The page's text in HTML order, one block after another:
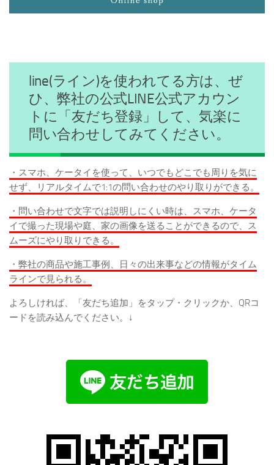
line(ライン)を使われてる方は、ぜ
ひ、弊社の公式LINE公式アカウン
トに「友だち登録」して、気楽に
問い合わせしてみてください。
・スマホ、ケータイを使って、いつでもどこでも周りを気に
せず、リアルタイムで1:1の問い合わせのやり取りができる。
・問い合わせで文字では説明しにくい時は、スマホ、ケータ
イで撮った現場や庭、家の画像を送ることができるので、ス
ムーズにやり取りできる。
・弊社の商品や施工事例、日々の出来事などの情報がタイム
ラインで見られる。
よろしければ、「友だち追加」をタップ・クリックか、QRコ
ードを読み込んでください。↓